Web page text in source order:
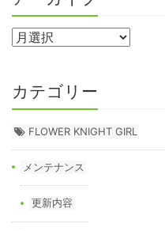
カテゴリー
FLOWER KNIGHT GIRL
メンテナンス
更新内容